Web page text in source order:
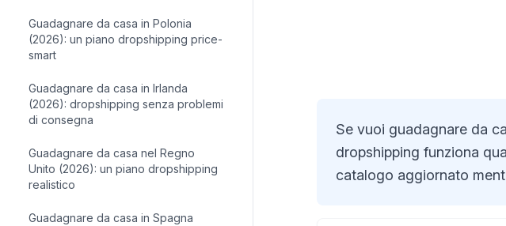
Guadagnare da casa in Polonia
(2026): un piano dropshipping price-
smart
Guadagnare da casa in Irlanda
(2026): dropshipping senza problemi
di consegna
Guadagnare da casa nel Regno
Unito (2026): un piano dropshipping
realistico
Guadagnare da casa in Spagna
Se vuoi guadagnare da
dropshipping funziona
catalogo aggiornato